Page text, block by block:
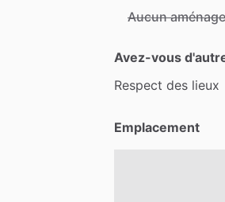
Aucun
Avez-vous
Respect des lieux
Emplacement